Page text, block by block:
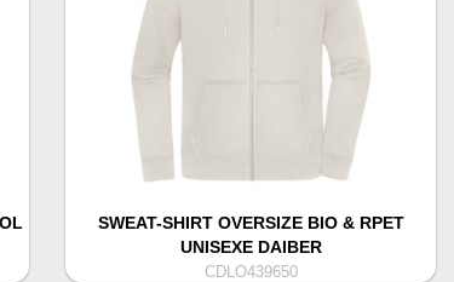
SWEAT-SHIRT OVERSIZE BIO & RPET
UNISEXE DAIBER
CDLO439650